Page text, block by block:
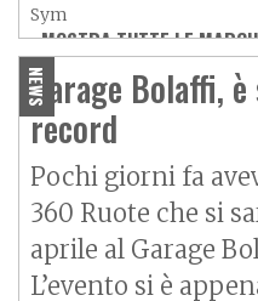
Sym
Vespa
Adiva
Aeon
Axy
MOSTRA TUTTE LE
NEWS
Garage Bolaffi,
record
Pochi giorni fa
360 Ruote che si
aprile al Garage
L’evento si è